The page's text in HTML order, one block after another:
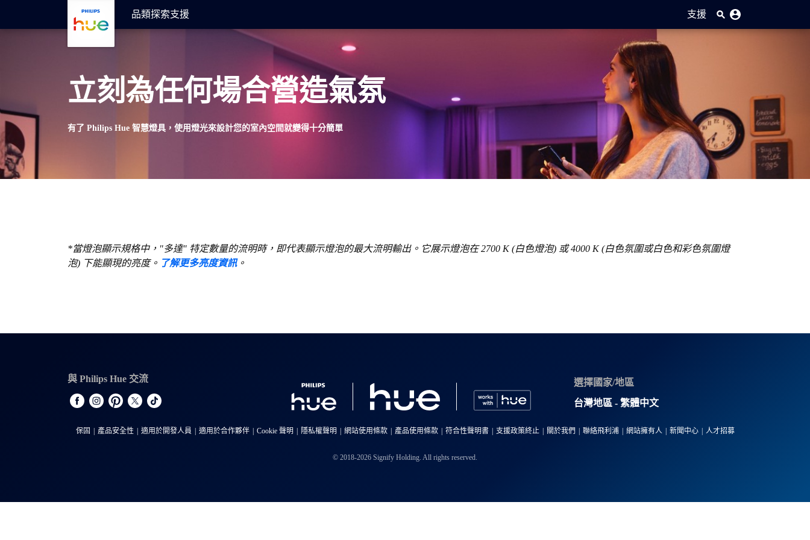
品類探索支援 支援
立刻為任何場合營造氣氛
有了 Philips Hue 智慧燈具，使用燈光來設計您的室內空間就變得十分簡單
*當燈泡顯示規格中，"多達" 特定數量的流明時，即代表顯示燈泡的最大流明輸出。它展示燈泡在 2700 K (白色燈泡) 或 4000 K (白色氛圍或白色和彩色氛圍燈
泡) 下能顯現的亮度。 了解更多亮度資訊。
與 Philips Hue 交流
選擇國家/地區
台灣地區 - 繁體中文
保固 產品安全性 適用於開發人員 適用於合作夥伴 Cookie 聲明 隱私權聲明 網站使用條款 產品使用條款 符合性聲明書 支援政策終止 關於我們 聯絡飛利浦 網站擁有人 新聞中心 人才招募
© 2018-2026 Signify Holding. All rights reserved.